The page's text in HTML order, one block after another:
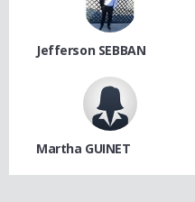
Jefferson SEBBAN
Martha GUINET